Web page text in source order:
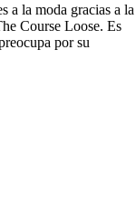
a la moda gracias a la
Course Loose. Es
por su